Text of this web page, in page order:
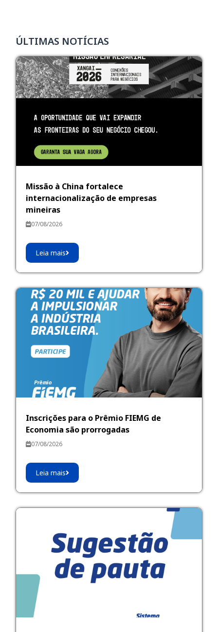
ÚLTIMAS NOTÍCIAS
Missão à China fortalece
internacionalização de empresas
mineiras
07/08/2026
Leia mais
Inscrições para o Prêmio FIEMG de
Economia são prorrogadas
07/08/2026
Leia mais